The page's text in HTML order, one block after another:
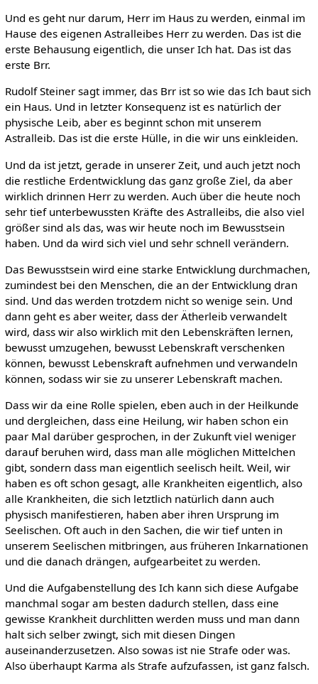
Und es geht nur darum, Herr im Haus zu werden, einmal im
Hause des eigenen Astralleibes Herr zu werden. Das ist die
erste Behausung eigentlich, die unser Ich hat. Das ist das
erste Brr.
Rudolf Steiner sagt immer, das Brr ist so wie das Ich baut sich
ein Haus. Und in letzter Konsequenz ist es natürlich der
physische Leib, aber es beginnt schon mit unserem
Astralleib. Das ist die erste Hülle, in die wir uns einkleiden.
Und da ist jetzt, gerade in unserer Zeit, und auch jetzt noch
die restliche Erdentwicklung das ganz große Ziel, da aber
wirklich drinnen Herr zu werden. Auch über die heute noch
sehr tief unterbewussten Kräfte des Astralleibs, die also viel
größer sind als das, was wir heute noch im Bewusstsein
haben. Und da wird sich viel und sehr schnell verändern.
Das Bewusstsein wird eine starke Entwicklung durchmachen,
zumindest bei den Menschen, die an der Entwicklung dran
sind. Und das werden trotzdem nicht so wenige sein. Und
dann geht es aber weiter, dass der Ätherleib verwandelt
wird, dass wir also wirklich mit den Lebenskräften lernen,
bewusst umzugehen, bewusst Lebenskraft verschenken
können, bewusst Lebenskraft aufnehmen und verwandeln
können, sodass wir sie zu unserer Lebenskraft machen.
Dass wir da eine Rolle spielen, eben auch in der Heilkunde
und dergleichen, dass eine Heilung, wir haben schon ein
paar Mal darüber gesprochen, in der Zukunft viel weniger
darauf beruhen wird, dass man alle möglichen Mittelchen
gibt, sondern dass man eigentlich seelisch heilt. Weil, wir
haben es oft schon gesagt, alle Krankheiten eigentlich, also
alle Krankheiten, die sich letztlich natürlich dann auch
physisch manifestieren, haben aber ihren Ursprung im
Seelischen. Oft auch in den Sachen, die wir tief unten in
unserem Seelischen mitbringen, aus früheren Inkarnationen
und die danach drängen, aufgearbeitet zu werden.
Und die Aufgabenstellung des Ich kann sich diese Aufgabe
manchmal sogar am besten dadurch stellen, dass eine
gewisse Krankheit durchlitten werden muss und man dann
halt sich selber zwingt, sich mit diesen Dingen
auseinanderzusetzen. Also sowas ist nie Strafe oder was.
Also überhaupt Karma als Strafe aufzufassen, ist ganz falsch.